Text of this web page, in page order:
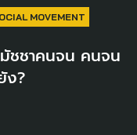
MOVEMENT
ชชาคนจน คนจน
ง?